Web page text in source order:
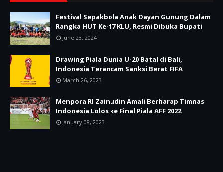
Festival Sepakbola Anak Dayan Gunung Dalam
Rangka HUT Ke-17 KLU, Resmi Dibuka Bupati
June 23, 2024
Drawing Piala Dunia U-20 Batal di Bali,
Indonesia Terancam Sanksi Berat FIFA
March 26, 2023
Menpora RI Zainudin Amali Berharap Timnas
Indonesia Lolos ke Final Piala AFF 2022
January 08, 2023